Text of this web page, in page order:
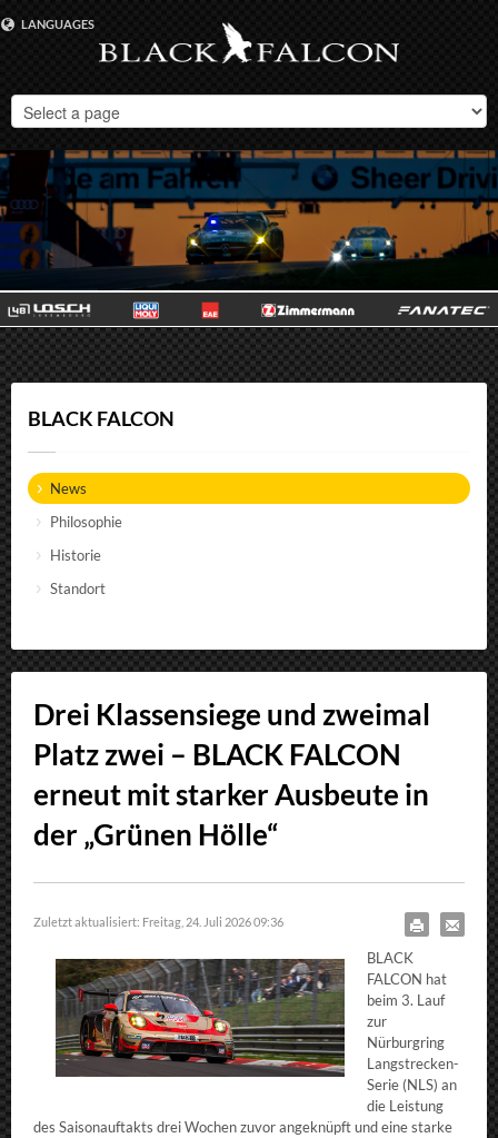
LANGUAGES
BLACK FALCON
News
Philosophie
Historie
Standort
Drei Klassensiege und zweimal
Platz zwei – BLACK FALCON
erneut mit starker Ausbeute in
der „Grünen Hölle“
Zuletzt aktualisiert: Freitag, 24. Juli 2026 09:36
BLACK
FALCON hat
beim 3. Lauf
zur
Nürburgring
Langstrecken-
Serie (NLS) an
die Leistung
des Saisonauftakts drei Wochen zuvor angeknüpft und eine starke